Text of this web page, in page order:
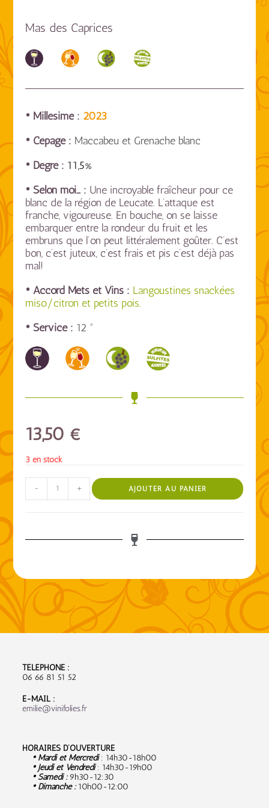
Mas des Caprices
• Millésime : 2023
• Cépage : Maccabeu et Grenache blanc
• Degré : 11,5%
• Selon moi… : Une incroyable fraîcheur pour ce
blanc de la région de Leucate. L’attaque est
franche, vigoureuse. En bouche, on se laisse
embarquer entre la rondeur du fruit et les
embruns que l’on peut littéralement goûter. C’est
bon, c’est juteux, c’est frais et pis c’est déjà pas
mal!
• Accord Mets et Vins : Langoustines snackées
miso/citron et petits pois.
• Service : 12 °
13,50 €
3 en stock
- + AJOUTER AU PANIER
TÉLÉPHONE :
06 66 81 51 52
E-MAIL :
emilie@vinifolies.fr
HORAIRES D’OUVERTURE
• Mardi et Mercredi: 14h30-18h00
• Jeudi et Vendredi: 14h30-19h00
• Samedi :9h30-12:30
• Dimanche :10h00-12:00